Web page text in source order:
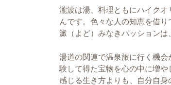
瀧波は湯、料理ともにハイク
んです。色々な人の知恵を借
澱（よど）みなきパッションは
湯道の関連で温泉旅に行く機
験して得た宝物を心の中に増
感じる生き方よりも、自分自身